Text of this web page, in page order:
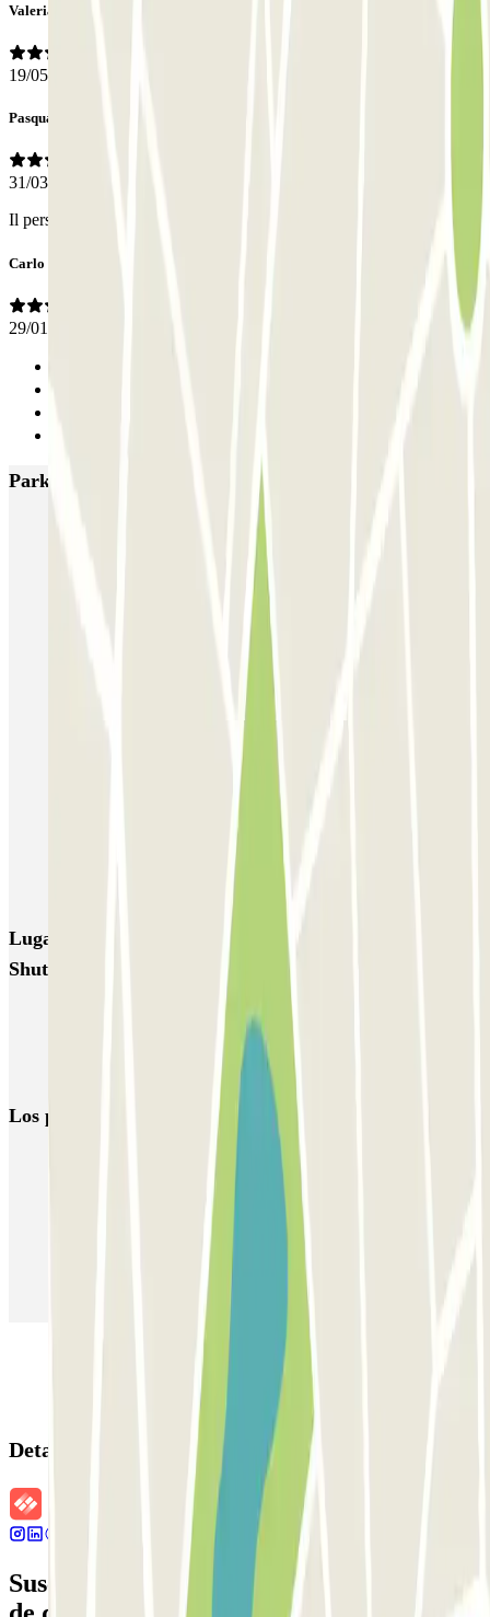
Valeria
19/05/2026
Pasqualina
31/03/2026
Il personale disponibilissimo. Anche il servizio navetta perfetto
Carlo
29/01/2026
Parkings más valorados en Nápoles
Garage Scarpato - Shuttle - Aeroporto di Napoli
QUICK Parking Napoli - Piazza Nazionale - Stazione Centrale
GEPARK Morghen
Autorimessa Travaglione - Stazione di Napoli Piazza Amedeo
Napoli Parking - Shuttle - Aeroporto di Napoli - Scoperto
Zeus - Stazione di Pompei Scavi - Villa dei Misteri
Autoparcheggio KING - Via Gianturco
Lugares y eventos interesantes cerca de ViParking -
Shuttle - Stazione Napoli Afragola - Scoperto
Parkings en el Aeropuerto de Nápoles-Capodichino - Ugo Niutta
Parking en Pompeya | Dónde aparcar
Los parkings más reservados
Parking en Barcelona
Parking en Aeropuerto Barcelona
Parking en Aeropuerto Madrid Barajas
Parking en Sants - Estación de Barcelona
Detalles de la reserva
Suscríbete a nuestra newsletter y entérate